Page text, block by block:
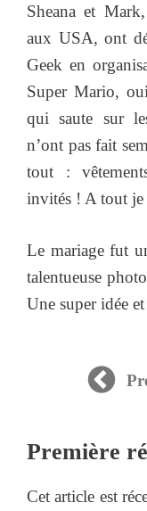
Sheana et
aux USA, ont
Geek en
Super Mario,
qui saute sur
n’ont pas fait
tout :
invités ! A tout
Le mariage fut
talentueuse
Une super idée
Première
Cet article est